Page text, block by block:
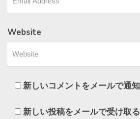
Website
新しいコメントをメールで通知
新しい投稿をメールで受け取る